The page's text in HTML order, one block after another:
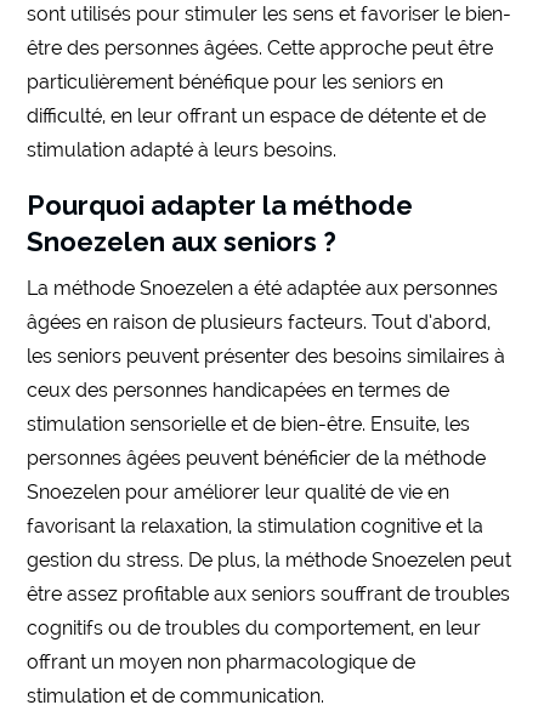
sont utilisés pour stimuler les sens et favoriser le bien-
être des personnes âgées. Cette approche peut être
particulièrement bénéfique pour les seniors en
difficulté, en leur offrant un espace de détente et de
stimulation adapté à leurs besoins.
Pourquoi adapter la méthode
Snoezelen aux seniors ?
La méthode Snoezelen a été adaptée aux personnes
âgées en raison de plusieurs facteurs. Tout d’abord,
les seniors peuvent présenter des besoins similaires à
ceux des personnes handicapées en termes de
stimulation sensorielle et de bien-être. Ensuite, les
personnes âgées peuvent bénéficier de la méthode
Snoezelen pour améliorer leur qualité de vie en
favorisant la relaxation, la stimulation cognitive et la
gestion du stress. De plus, la méthode Snoezelen peut
être assez profitable aux seniors souffrant de troubles
cognitifs ou de troubles du comportement, en leur
offrant un moyen non pharmacologique de
stimulation et de communication.